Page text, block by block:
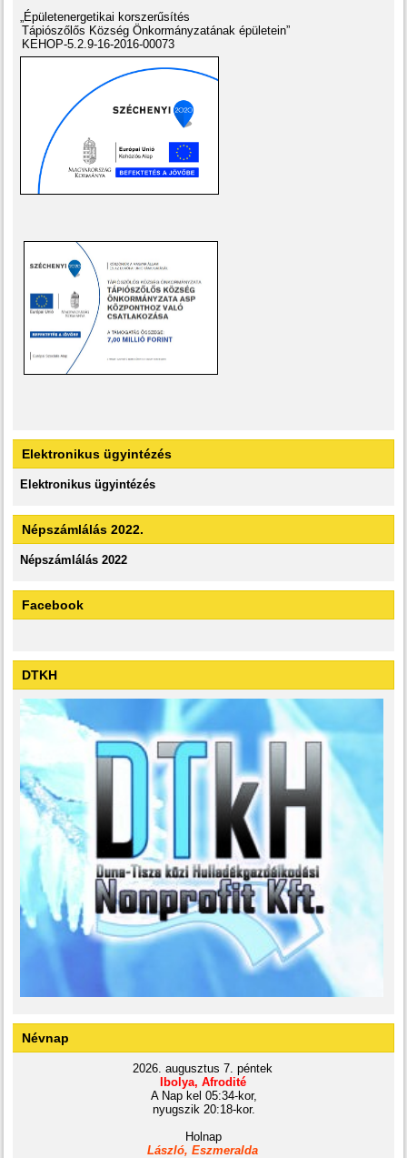
„Épületenergetikai korszerűsítés
Tápiószőlős Község Önkormányzatának épületein”
KEHOP-5.2.9-16-2016-00073
Elektronikus ügyintézés
Elektronikus ügyintézés
Népszámlálás 2022.
Népszámlálás 2022
Facebook
DTKH
Névnap
2026. augusztus 7. péntek
Ibolya, Afrodité
A Nap kel 05:34-kor,
nyugszik 20:18-kor.
Holnap
László, Eszmeralda